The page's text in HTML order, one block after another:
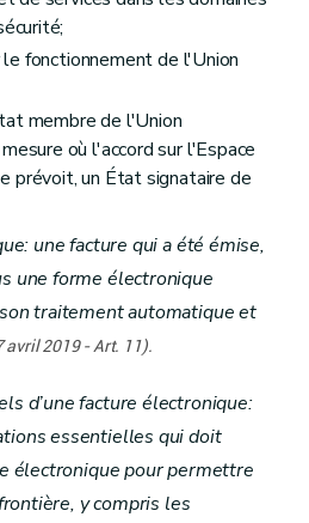
fonctionnement de l'Union
membre de l'Union
où l'accord sur l'Espace
prévoit, un État signataire de
une facture qui a été émise,
une forme électronique
traitement automatique et
avril 2019 - Art. 11).
d’une facture électronique:
essentielles qui doit
électronique pour permettre
y compris les